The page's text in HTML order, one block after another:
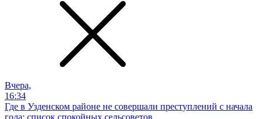
Вчера,
16:34
Где в Узденском районе не совершали преступлений с начала
года: список спокойных сельсоветов